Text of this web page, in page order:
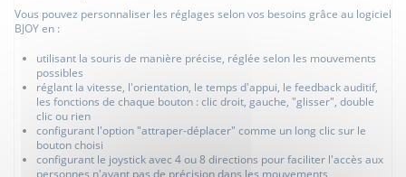
Vous pouvez personnaliser les réglages selon vos besoins grâce au logiciel
BJOY en :
utilisant la souris de manière précise, réglée selon les mouvements
possibles
réglant la vitesse, l'orientation, le temps d'appui, le feedback auditif,
les fonctions de chaque bouton : clic droit, gauche, "glisser", double
clic ou rien
configurant l'option "attraper-déplacer" comme un long clic sur le
bouton choisi
configurant le joystick avec 4 ou 8 directions pour faciliter l'accès aux
personnes n'ayant pas de précision dans les mouvements